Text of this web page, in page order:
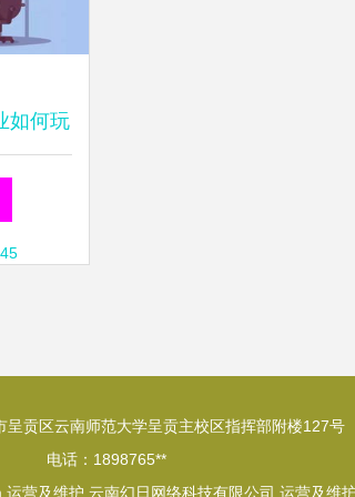
如何玩
护
呈贡区云南师范大学呈贡主校区指挥部附楼127号
电话：1898765**
运营及维护 云南幻日网络科技有限公司 运营及维护